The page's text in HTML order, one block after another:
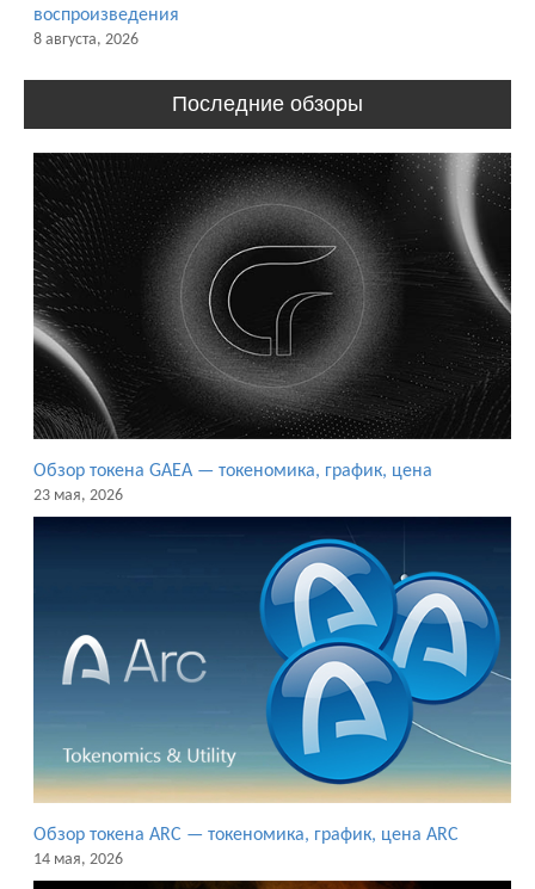
воспроизведения
8 августа, 2026
Последние обзоры
Обзор токена GAEA — токеномика, график, цена
23 мая, 2026
Обзор токена ARC — токеномика, график, цена ARC
14 мая, 2026